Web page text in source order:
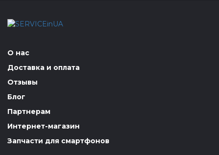
О нас
Доставка и оплата
Отзывы
Блог
Партнерам
Интернет-магазин
Запчасти для смартфонов